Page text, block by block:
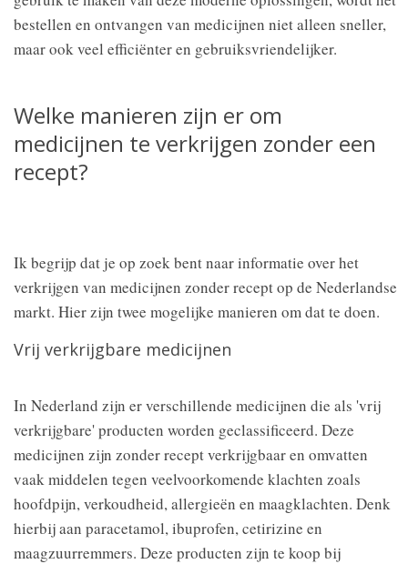
bestellen en ontvangen van medicijnen niet alleen sneller,
maar ook veel efficiënter en gebruiksvriendelijker.
Welke manieren zijn er om
medicijnen te verkrijgen zonder een
recept?
Ik begrijp dat je op zoek bent naar informatie over het
verkrijgen van medicijnen zonder recept op de Nederlandse
markt. Hier zijn twee mogelijke manieren om dat te doen.
Vrij verkrijgbare medicijnen
In Nederland zijn er verschillende medicijnen die als 'vrij
verkrijgbare' producten worden geclassificeerd. Deze
medicijnen zijn zonder recept verkrijgbaar en omvatten
vaak middelen tegen veelvoorkomende klachten zoals
hoofdpijn, verkoudheid, allergieën en maagklachten. Denk
hierbij aan paracetamol, ibuprofen, cetirizine en
maagzuurremmers. Deze producten zijn te koop bij